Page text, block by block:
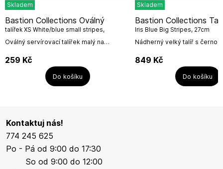
Skladem
Oválný servírovací talířek malý na
holandské firmy Bastion Collections.
Využít můžete i na malé...
Bastion Collections Oválný
talířek XS White/blue small stripes,
15,5x8,5x2cm
259 Kč
Do košíku
Skladem
Nádherný velký talíř s černou
nepravidelnými modrými
IRIS BLUE, kombinujte s...
Bastion Collections Talíř DINNER
Iris Blue Big Stripes, 27cm
849 Kč
Do košíku
Kontaktuj nás!
774 245 625
Po - Pá od 9:00 do 17:30
So od 9:00 do 12:00